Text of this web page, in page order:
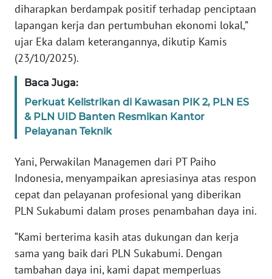
diharapkan berdampak positif terhadap penciptaan
lapangan kerja dan pertumbuhan ekonomi lokal,”
ujar Eka dalam keterangannya, dikutip Kamis
(23/10/2025).
Baca Juga:
Perkuat Kelistrikan di Kawasan PIK 2, PLN ES
& PLN UID Banten Resmikan Kantor
Pelayanan Teknik
Yani, Perwakilan Managemen dari PT Paiho
Indonesia, menyampaikan apresiasinya atas respon
cepat dan pelayanan profesional yang diberikan
PLN Sukabumi dalam proses penambahan daya ini.
“Kami berterima kasih atas dukungan dan kerja
sama yang baik dari PLN Sukabumi. Dengan
tambahan daya ini, kami dapat memperluas
SUMBAR
WN
SUMSEL
WN
BENGKULU
LAMPUNG
WN
JATENG
WN
NUSANTARA